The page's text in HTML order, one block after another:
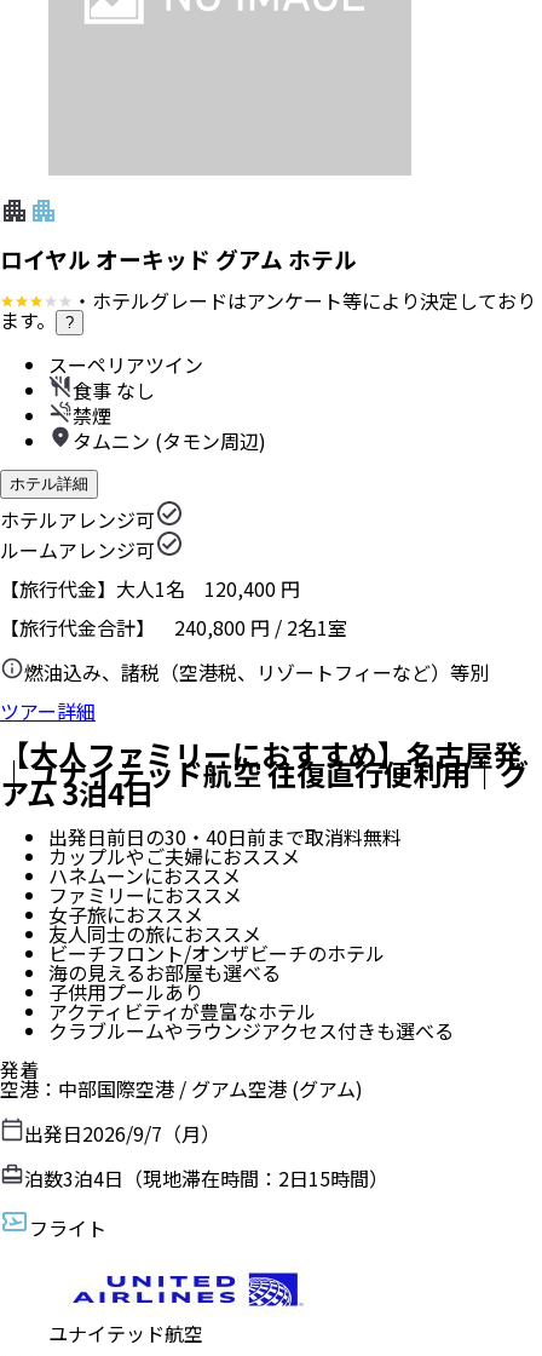
ロイヤル オーキッド グアム ホテル
・ホテルグレードはアンケート等により決定しており
ます。 ?
スーペリアツイン
食事 なし
禁煙
タムニン (タモン周辺)
ホテル詳細
ホテルアレンジ可
ルームアレンジ可
【旅行代金】大人1名 120,400 円
【旅行代金合計】 240,800 円 / 2名1室
燃油込み、諸税（空港税、リゾートフィーなど）等別
ツアー詳細
【大人ファミリーにおすすめ】名古屋発
｜ユナイテッド航空 往復直行便利用｜グ
アム 3泊4日
出発日前日の30・40日前まで取消料無料
カップルやご夫婦におススメ
ハネムーンにおススメ
ファミリーにおススメ
女子旅におススメ
友人同士の旅におススメ
ビーチフロント/オンザビーチのホテル
海の見えるお部屋も選べる
子供用プールあり
アクティビティが豊富なホテル
クラブルームやラウンジアクセス付きも選べる
発着
空港 ： 中部国際空港 / グアム空港 (グアム)
出発日2026/9/7（月）
泊数3泊4日（現地滞在時間： 2日15時間）
フライト
ユナイテッド航空